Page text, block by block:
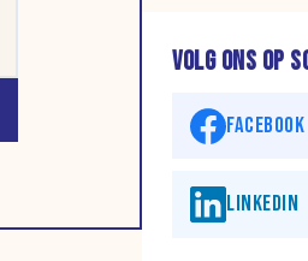
VOLG ONS OP
FACEBOOK
LINKEDIN